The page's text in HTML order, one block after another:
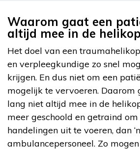
Waarom gaat een
altijd mee in de
Het doel van een
en verpleegkundige zo snel
krijgen. En dus niet om een
mogelijk te vervoeren. Daarom
lang niet altijd mee in de
meer geschoold en getraind
handelingen uit te voeren, dan
ambulancepersoneel. Zo